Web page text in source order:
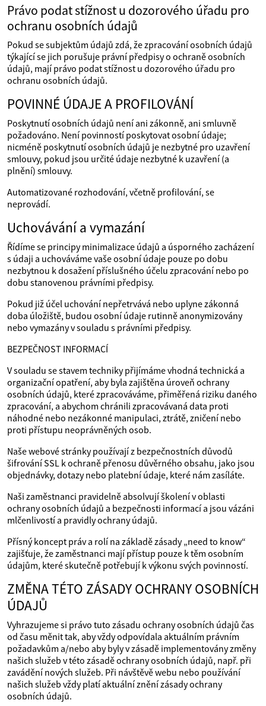
Právo podat stížnost u dozorového úřadu pro
ochranu osobních údajů
Pokud se subjektům údajů zdá, že zpracování osobních údajů
týkající se jich porušuje právní předpisy o ochraně osobních
údajů, mají právo podat stížnost u dozorového úřadu pro
ochranu osobních údajů.
POVINNÉ ÚDAJE A PROFILOVÁNÍ
Poskytnutí osobních údajů není ani zákonně, ani smluvně
požadováno. Není povinností poskytovat osobní údaje;
nicméně poskytnutí osobních údajů je nezbytné pro uzavření
smlouvy, pokud jsou určité údaje nezbytné k uzavření (a
plnění) smlouvy.
Automatizované rozhodování, včetně profilování, se
neprovádí.
Uchovávání a vymazání
Řídíme se principy minimalizace údajů a úsporného zacházení
s údaji a uchováváme vaše osobní údaje pouze po dobu
nezbytnou k dosažení příslušného účelu zpracování nebo po
dobu stanovenou právními předpisy.
Pokud již účel uchování nepřetrvává nebo uplyne zákonná
doba úložiště, budou osobní údaje rutinně anonymizovány
nebo vymazány v souladu s právními předpisy.
BEZPEČNOST INFORMACÍ
V souladu se stavem techniky přijímáme vhodná technická a
organizační opatření, aby byla zajištěna úroveň ochrany
osobních údajů, které zpracováváme, přiměřená riziku daného
zpracování, a abychom chránili zpracovávaná data proti
náhodné nebo nezákonné manipulaci, ztrátě, zničení nebo
proti přístupu neoprávněných osob.
Naše webové stránky používají z bezpečnostních důvodů
šifrování SSL k ochraně přenosu důvěrného obsahu, jako jsou
objednávky, dotazy nebo platební údaje, které nám zasíláte.
Naši zaměstnanci pravidelně absolvují školení v oblasti
ochrany osobních údajů a bezpečnosti informací a jsou vázáni
mlčenlivostí a pravidly ochrany údajů.
Přísný koncept práv a rolí na základě zásady „need to know“
zajišťuje, že zaměstnanci mají přístup pouze k těm osobním
údajům, které skutečně potřebují k výkonu svých povinností.
ZMĚNA TÉTO ZÁSADY OCHRANY OSOBNÍCH
ÚDAJŮ
Vyhrazujeme si právo tuto zásadu ochrany osobních údajů čas
od času měnit tak, aby vždy odpovídala aktuálním právním
požadavkům a/nebo aby byly v zásadě implementovány změny
našich služeb v této zásadě ochrany osobních údajů, např. při
zavádění nových služeb. Při návštěvě webu nebo používání
našich služeb vždy platí aktuální znění zásady ochrany
osobních údajů.